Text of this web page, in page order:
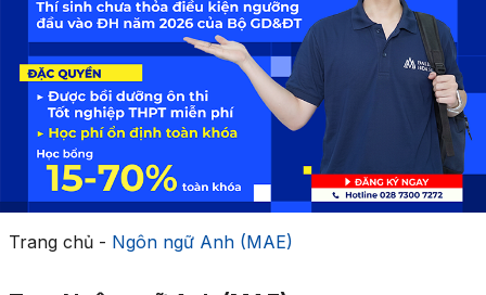
Trang chủ- Ngôn ngữ Anh (MAE)